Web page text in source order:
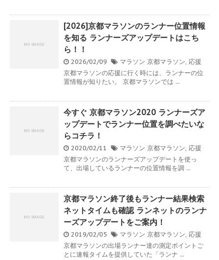
[2026]京都マラソンのランナー位置情報
を知る ランナーズアップデートはこち
ら！！
2026/02/09 マラソン 京都マラソン, 応援
京都マラソンの応援に行く時には、ランナーの位
置情報が知りたい。 京都マラソンでは ...
今すぐ 京都マラソン2020 ランナーズア
ップデートでランナー位置を調べたいな
らコチラ！
2020/02/11 マラソン 京都マラソン, 応援
京都マラソンのランナーズアップデートを使っ
て、出場しているランナーの位置情報を調 ...
京都マラソン終了後もランナー結果検索
ネットタイムも確認 ランネットのランナ
ーズアップデートをご案内！
2019/02/05 マラソン 京都マラソン, 応援
京都マラソンの出場ランナー達の測定ポイントご
とに速報タイムを提供していた「ランナ ...